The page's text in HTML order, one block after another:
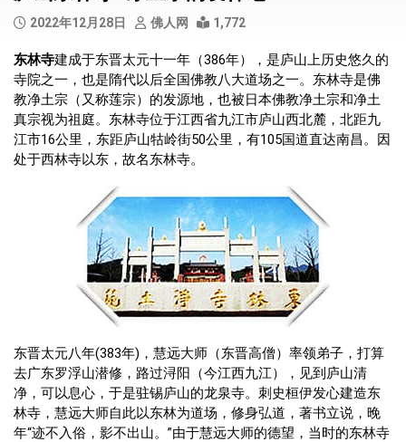
2022年12月28日 佛人网 1,772
东林寺建成于东晋太元十一年（386年），是庐山上历史悠久的
寺院之一，也是隋代以后全国佛教八大道场之一。东林寺是佛
教净土宗（又称莲宗）的发源地，也被日本佛教净土宗和净土
真宗视为祖庭。东林寺位于江西省九江市庐山西北麓，北距九
江市16公里，东距庐山牯岭街50公里，有105国道直达南昌。因
处于西林寺以东，故名东林寺。
东晋太元八年(383年)，慧远大师（东晋高僧）率领弟子，打算
去广东罗浮山潜修，路过浔阳（今江西九江），见到庐山清
净，可以息心，于是驻锡庐山的龙泉寺。刺史桓伊发心建造东
林寺，慧远大师自此以东林为道场，修身弘道，著书立说，晚
年“迹不入俗，影不出山。”由于慧远大师的德望，当时的东林寺